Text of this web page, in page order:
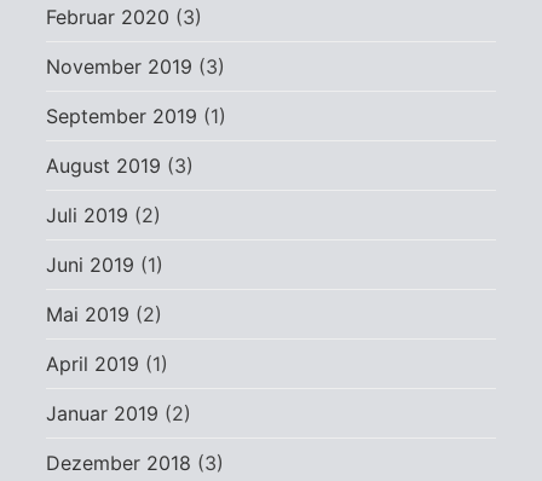
Februar 2020 (3)
November 2019 (3)
September 2019 (1)
August 2019 (3)
Juli 2019 (2)
Juni 2019 (1)
Mai 2019 (2)
April 2019 (1)
Januar 2019 (2)
Dezember 2018 (3)